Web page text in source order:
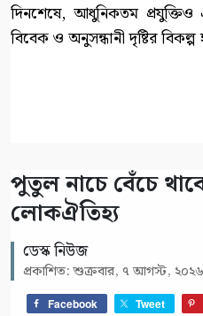
দিনশেষে, আধুনিকতম প্রযুক্তিও
বিবেক ও অনুসন্ধানী দৃষ্টির
পুতুল নাচে বেঁচে
লোকঐতিহ্য
ডেস্ক নিউজ
প্রকাশিত: শুক্রবার, ৭ আগস্ট,
Facebook Tweet